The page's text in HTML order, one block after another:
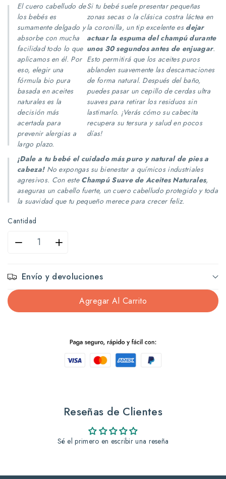
El cuero cabelludo de
los bebés es
sumamente delgado y
absorbe con mucha
facilidad todo lo que
aplicamos en él. Por
eso, elegir una
fórmula bio pura
basada en aceites
naturales es la
decisión más
acertada para
prevenir alergias a
largo plazo.
Si tu bebé suele presentar pequeñas
zonas secas o la clásica costra láctea en
la coronilla, un tip excelente es dejar
actuar la espuma del champú durante
unos 30 segundos antes de enjuagar.
Esto permitirá que los aceites puros
ablanden suavemente las descamaciones
de forma natural. Después del baño,
puedes pasar un cepillo de cerdas ultra
suaves para retirar los residuos sin
lastimarlo. ¡Verás cómo su cabecita
recupera su tersura y salud en pocos
días!
¡Dale a tu bebé el cuidado más puro y natural de pies a
cabeza!No expongas su bienestar a químicos industriales
agresivos. Con este Champú Suave de Aceites Naturales,
aseguras un cabello fuerte, un cuero cabelludo protegido y toda
la suavidad que tu pequeño merece para crecer feliz.
Cantidad
Reducir
cantidad
para
Ricitos
Aumentar
cantidad
para
Ricitos
De
Oro
250Ml
Pure
Envío y devoluciones
Agregar Al Carrito
Reseñas de Clientes
Sé el primero en escribir una reseña